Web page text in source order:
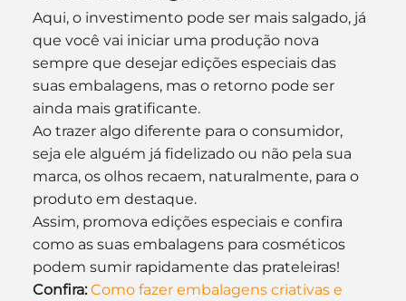
Aqui, o investimento pode ser mais salgado, já
que você vai iniciar uma produção nova
sempre que desejar edições especiais das
suas embalagens, mas o retorno pode ser
ainda mais gratificante.
Ao trazer algo diferente para o consumidor,
seja ele alguém já fidelizado ou não pela sua
marca, os olhos recaem, naturalmente, para o
produto em destaque.
Assim, promova edições especiais e confira
como as suas embalagens para cosméticos
podem sumir rapidamente das prateleiras!
Confira: Como fazer embalagens criativas e